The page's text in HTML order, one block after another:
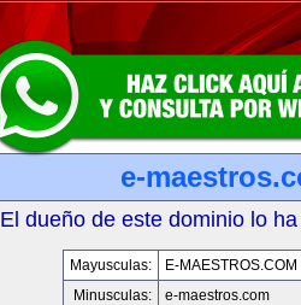
e-
El dueño de este dominio lo
Mayusculas:
E-MAESTROS.COM
Minusculas:
e-maestros.com